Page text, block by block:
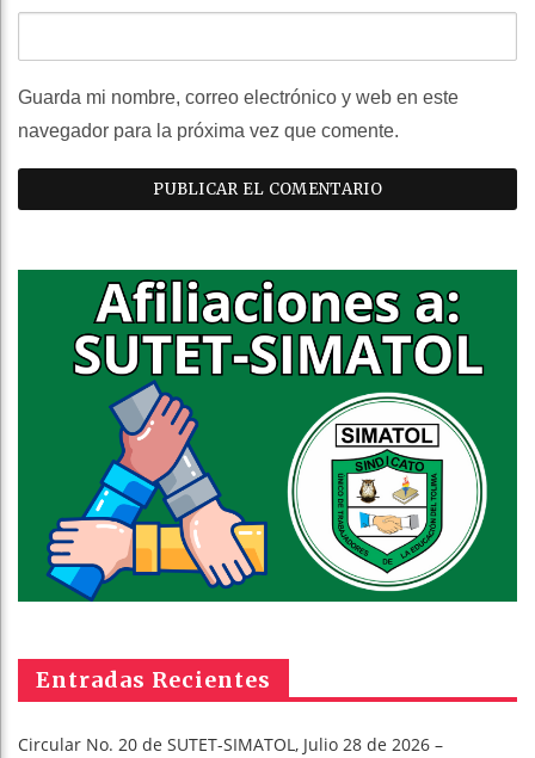
Guarda mi nombre, correo electrónico y web en este
navegador para la próxima vez que comente.
Entradas Recientes
Circular No. 20 de SUTET-SIMATOL, Julio 28 de 2026 –